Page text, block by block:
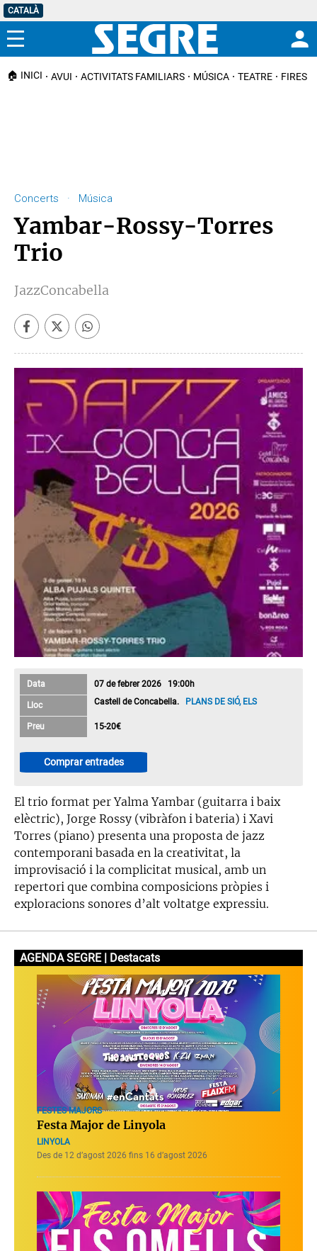
CATALÀ
Menú
🏠 INICI AVUI ACTIVITATS FAMILIARS MÚSICA TEATRE FIRES I
Concerts · Música
Yambar-Rossy-Torres
Trio
JazzConcabella
Data 07 de febrer 2026 19:00h
Lloc Castell de Concabella. PLANS DE SIÓ, ELS
Preu 15-20€
Comprar entrades
El trio format per Yalma Yambar (guitarra i baix
elèctric), Jorge Rossy (vibràfon i bateria) i Xavi
Torres (piano) presenta una proposta de jazz
contemporani basada en la creativitat, la
improvisació i la complicitat musical, amb un
repertori que combina composicions pròpies i
exploracions sonores d’alt voltatge expressiu.
AGENDA SEGRE | Destacats
FESTES MAJORS
Festa Major de Linyola
LINYOLA
Des de 12 d’agost 2026 fins 16 d’agost 2026